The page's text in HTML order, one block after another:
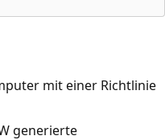
mit einer Richtlinie
generierte